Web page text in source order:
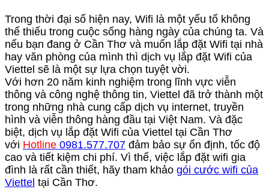
Trong thời đại số hiện nay, Wifi là một yếu tố không
thể thiếu trong cuộc sống hàng ngày của chúng ta. Và
nếu bạn đang ở Cần Thơ và muốn lắp đặt Wifi tại nhà
hay văn phòng của mình thì dịch vụ lắp đặt Wifi của
Viettel sẽ là một sự lựa chọn tuyệt vời.
Với hơn 20 năm kinh nghiệm trong lĩnh vực viễn
thông và công nghệ thông tin, Viettel đã trở thành một
trong những nhà cung cấp dịch vụ internet, truyền
hình và viễn thông hàng đầu tại Việt Nam. Và đặc
biệt, dịch vụ lắp đặt Wifi của Viettel tại Cần Thơ
với Hotline 0981.577.707 đảm bảo sự ổn định, tốc độ
cao và tiết kiệm chi phí. Vì thế, việc lắp đặt wifi gia
đình là rất cần thiết, hãy tham khảo gói cước wifi của
Viettel tại Cần Thơ.